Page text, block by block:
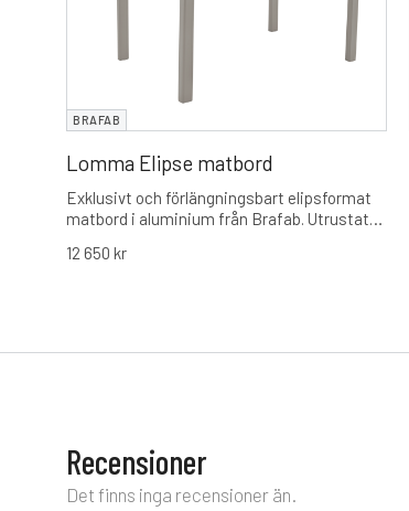
BRAFAB
Lomma Elipse matbord
Exklusivt och förlängningsbart elipsformat
matbord i aluminium från Brafab. Utrustat
en smidig förlängningsfunktion som tar
12 650 kr
Recensioner
Det finns inga recensioner än.